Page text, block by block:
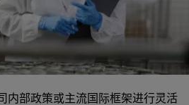
内部政策或主流国际框架进行灵活